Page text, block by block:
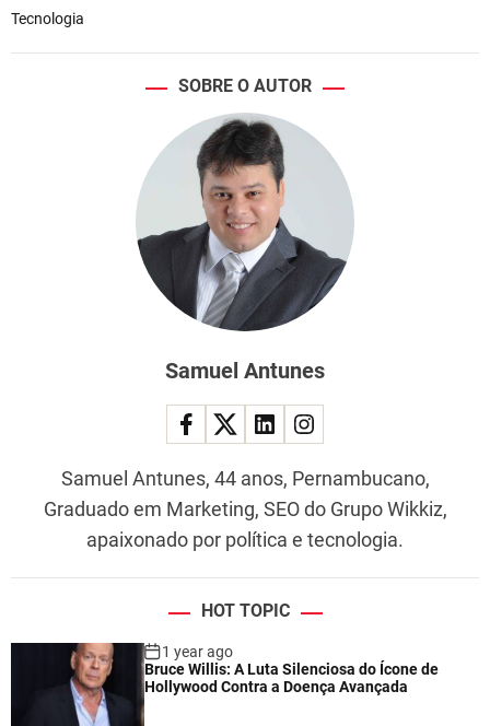
Tecnologia
SOBRE O AUTOR
Samuel Antunes
Samuel Antunes, 44 anos, Pernambucano,
Graduado em Marketing, SEO do Grupo Wikkiz,
apaixonado por política e tecnologia.
HOT TOPIC
1 year ago
Bruce Willis: A Luta Silenciosa do Ícone de
Hollywood Contra a Doença Avançada